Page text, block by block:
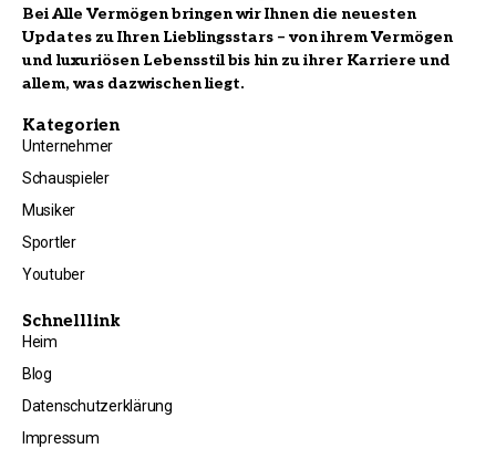
Bei Alle Vermögen bringen wir Ihnen die neuesten
Updates zu Ihren Lieblingsstars – von ihrem Vermögen
und luxuriösen Lebensstil bis hin zu ihrer Karriere und
allem, was dazwischen liegt.
Kategorien
Unternehmer
Schauspieler
Musiker
Sportler
Youtuber
Schnelllink
Heim
Blog
Datenschutzerklärung
Impressum